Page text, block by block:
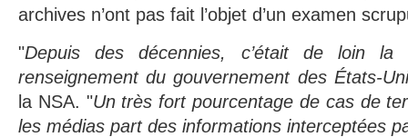
archives n’ont pas fait l’objet d’un examen
"Depuis des décennies, c’était de loin la
renseignement du gouvernement des États-
la NSA. "Un très fort pourcentage de cas de
les médias part des informations interceptées